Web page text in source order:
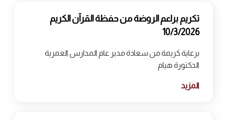
تكريم براعم الروضة من حفظة القرآن الكريم
10/3/2026
برعاية كريمة من سعادة مدير عام المدارس العمرية
الدكتورة هيام
المزيد